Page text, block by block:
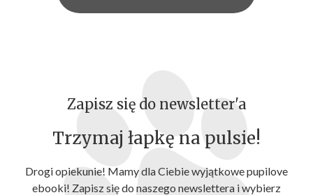
Zapisz się do newsletter'a
Trzymaj łapkę na pulsie!
Drogi opiekunie! Mamy dla Ciebie wyjątkowe pupilove
ebooki! Zapisz się do naszego newslettera i wybierz